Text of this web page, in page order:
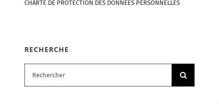
CHARTE DE PROTECTION DES DONNÉES PERSONNELLES
RECHERCHE
Rechercher: